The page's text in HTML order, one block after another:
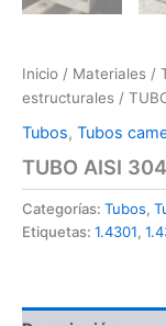
Inicio / Materiales /
estructurales /
Tubos, Tubos
TUBO AISI
Categorías: Tubos,
Etiquetas: 1.4301,